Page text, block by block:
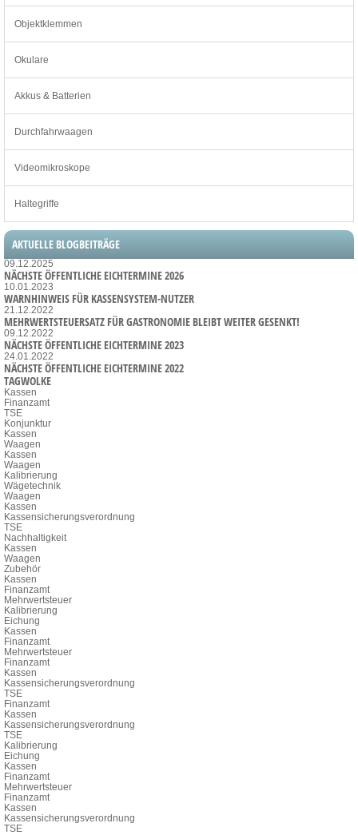
Objektklemmen
Okulare
Akkus & Batterien
Durchfahrwaagen
Videomikroskope
Haltegriffe
AKTUELLE BLOGBEITRÄGE
09.12.2025
NÄCHSTE ÖFFENTLICHE EICHTERMINE 2026
10.01.2023
WARNHINWEIS FÜR KASSENSYSTEM-NUTZER
21.12.2022
MEHRWERTSTEUERSATZ FÜR GASTRONOMIE BLEIBT WEITER GESENKT!
09.12.2022
NÄCHSTE ÖFFENTLICHE EICHTERMINE 2023
24.01.2022
NÄCHSTE ÖFFENTLICHE EICHTERMINE 2022
TAGWOLKE
Kassen
Finanzamt
TSE
Konjunktur
Kassen
Waagen
Kassen
Waagen
Kalibrierung
Wägetechnik
Waagen
Kassen
Kassensicherungsverordnung
TSE
Nachhaltigkeit
Kassen
Waagen
Zubehör
Kassen
Finanzamt
Mehrwertsteuer
Kalibrierung
Eichung
Kassen
Finanzamt
Mehrwertsteuer
Finanzamt
Kassen
Kassensicherungsverordnung
TSE
Finanzamt
Kassen
Kassensicherungsverordnung
TSE
Kalibrierung
Eichung
Kassen
Finanzamt
Mehrwertsteuer
Finanzamt
Kassen
Kassensicherungsverordnung
TSE